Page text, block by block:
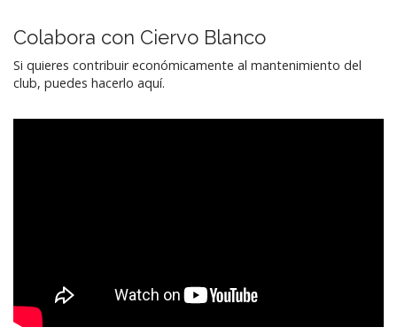
Colabora con Ciervo Blanco
Si quieres contribuir económicamente al mantenimiento del
club, puedes hacerlo aquí.